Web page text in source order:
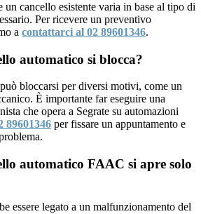
cancello esistente varia in base al tipo di
Per ricevere un preventivo
a contattarci al 02 89601346.
automatico si blocca?
bloccarsi per diversi motivi, come un
È importante far eseguire una
che opera a Segrate su automazioni
89601346 per fissare un appuntamento e
automatico FAAC si apre solo
essere legato a un malfunzionamento del